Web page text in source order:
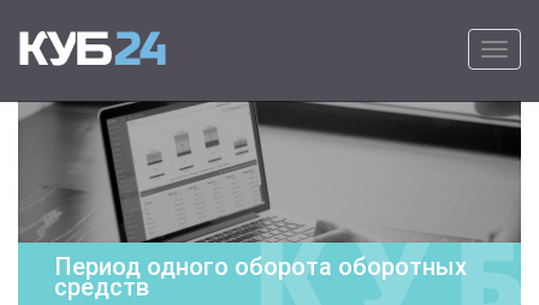
Онлайн программа для выставления
счетов на оплату – удобно, быстро и
просто.
Период одного оборота оборотных
средств